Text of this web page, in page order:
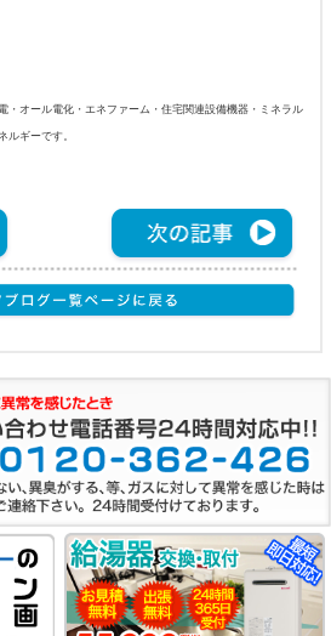
・オール電化・エネファーム・住宅関連設備機器・ミネラル
ルギーです。